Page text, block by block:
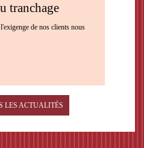
tranchage
de nos clients nous
LES ACTUALITÉS